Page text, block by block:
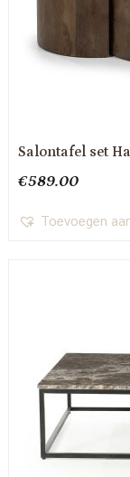
Salontafel set
€589.00
Toevoegen